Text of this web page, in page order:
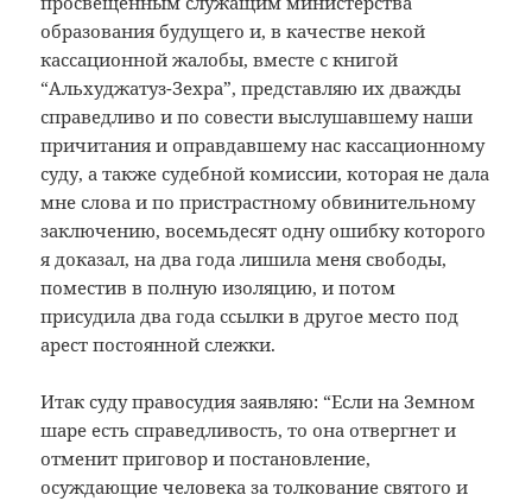
образования будущего и, в качестве некой
кассационной жалобы, вместе с книгой
“Альхуджатуз-Зехра”, представляю их дважды
справедливо и по совести выслушавшему наши
причитания и оправдавшему нас кассационному
суду, а также судебной комиссии, которая не дала
мне слова и по пристрастному обвинительному
заключению, восемьдесят одну ошибку которого
я доказал, на два года лишила меня свободы,
поместив в полную изоляцию, и потом
присудила два года ссылки в другое место под
арест постоянной слежки.
Итак суду правосудия заявляю: “Если на Земном
шаре есть справедливость, то она отвергнет и
отменит приговор и постановление,
осуждающие человека за толкование святого и